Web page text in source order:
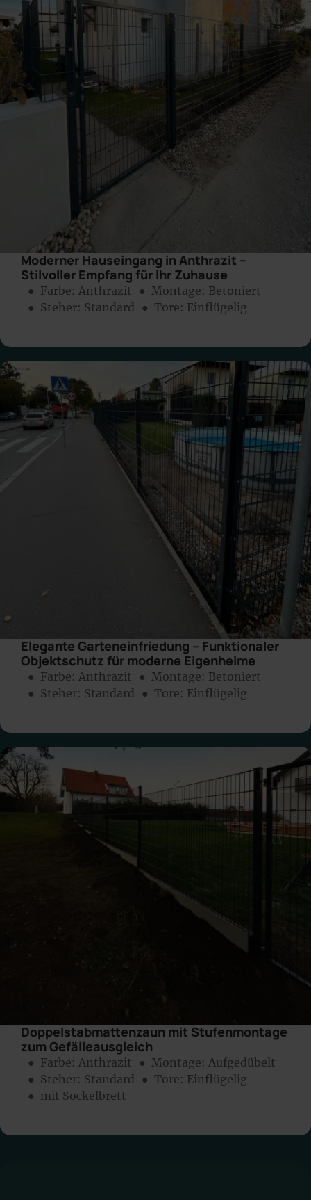
Moderner Hauseingang in Anthrazit –
Stilvoller Empfang für Ihr Zuhause
● Farbe: Anthrazit ● Montage: Betoniert
● Steher: Standard
● Tore: Einflügelig
Elegante Garteneinfriedung – Funktionaler
Objektschutz für moderne Eigenheime
● Farbe: Anthrazit ● Montage: Betoniert
● Steher: Standard
● Tore: Einflügelig
Doppelstabmattenzaun mit Stufenmontage
zum Gefälleausgleich
● Farbe: Anthrazit ● Montage: Aufgedübelt
● Steher: Standard
● Tore: Einflügelig
● mit Sockelbrett